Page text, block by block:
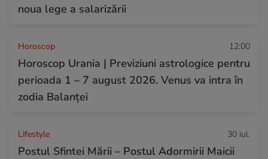
noua lege a salarizării
Horoscop 12:00
Horoscop Urania | Previziuni astrologice pentru
perioada 1 – 7 august 2026. Venus va intra în
zodia Balanței
Lifestyle 30 iul.
Postul Sfintei Mării – Postul Adormirii Maicii